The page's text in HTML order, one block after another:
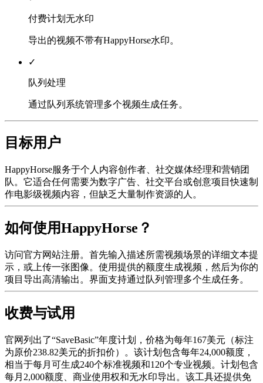
付费计划无水印
导出的视频不带有HappyHorse水印。
✓
队列处理
通过队列系统管理多个视频生成任务。
目标用户
HappyHorse服务于个人内容创作者、社交媒体经理和营销团
队。它适合任何需要为数字广告、社交平台或创意项目快速制
作电影级视频内容，但缺乏大量制作资源的人。
如何使用HappyHorse？
访问官方网站注册。首先输入描述所需视频场景的详细文本提
示，或上传一张图像。使用提供的额度生成视频，然后为你的
项目导出高清输出。界面支持通过队列管理多个生成任务。
收费与试用
官网列出了“SaveBasic”年度计划，价格为每年167美元（标注
为原价238.82美元的折扣价）。该计划包含每年24,000额度，
相当于每月可生成240个标准视频和120个专业视频。计划包含
每月2,000额度、商业使用权和无水印导出。该工具还提供免